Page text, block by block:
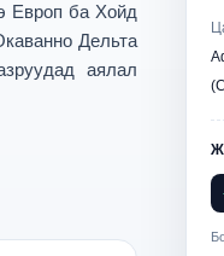
Европ ба Хойд
Дельта
аялал